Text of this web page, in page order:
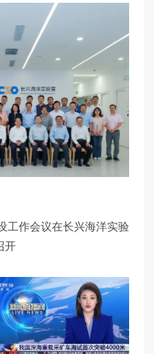
工作会议在长兴海洋实验
开